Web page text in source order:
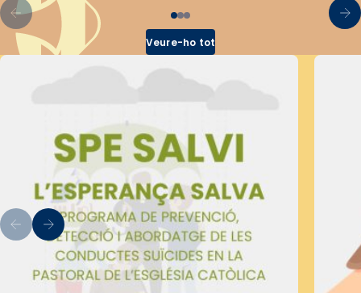
Veure-ho tot